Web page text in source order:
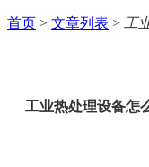
首页 > 文章列表 > 工
工业热处理设备怎